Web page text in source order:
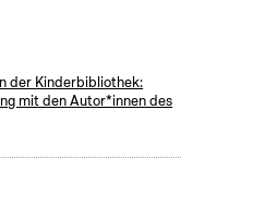
der Kinderbibliothek:
mit den Autor*innen des